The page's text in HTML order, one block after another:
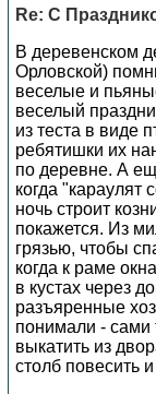
Re: С
В деревенском
Орловской)
веселые и
веселый
из теста в виде
ребятишки их
по деревне. А
когда "караулят
ночь строит
покажется. Из
грязью, чтобы
когда к раме
в кустах через
разъяренные
понимали - сами
выкатить из
столб повесить и